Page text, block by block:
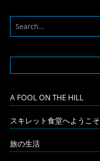
A FOOL ON THE HILL
スキレット食堂へようこそ
旅の生活